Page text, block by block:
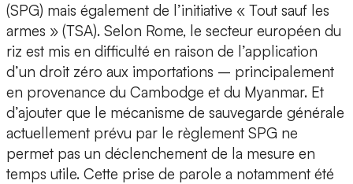
(SPG) mais également de l’initiative « Tout sauf les
armes » (TSA). Selon Rome, le secteur européen du
riz est mis en difficulté en raison de l’application
d’un droit zéro aux importations – principalement
en provenance du Cambodge et du Myanmar. Et
d’ajouter que le mécanisme de sauvegarde générale
actuellement prévu par le règlement SPG ne
permet pas un déclenchement de la mesure en
temps utile. Cette prise de parole a notamment été